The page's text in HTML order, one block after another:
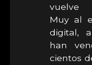
vuelve
Muy al
digital,
han
cientos